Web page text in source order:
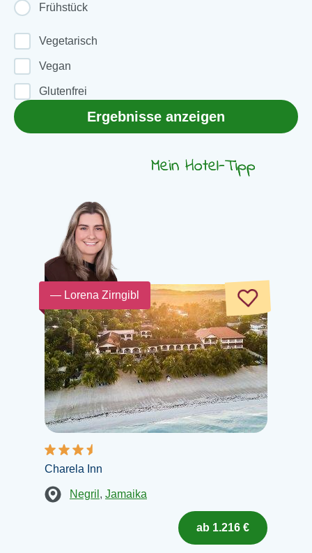
Frühstück
Vegetarisch
Vegan
Glutenfrei
Ergebnisse anzeigen
Mein Hotel-Tipp
— Lorena Zirngibl
Charela Inn
Negril , Jamaika
ab 1.216 €